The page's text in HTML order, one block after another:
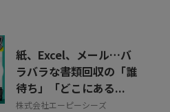
紙、Excel、メール…バ
ラバラな書類回収の「誰
待ち」「どこにある...
株式会社エーピーシーズ